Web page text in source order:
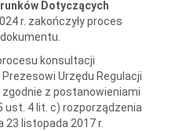
Dotyczących
r. zakończyły proces
konsultacji
Prezesowi Urzędu Regulacji
z postanowieniami
ust. 4 lit. c) rozporządzenia
23 listopada 2017 r.